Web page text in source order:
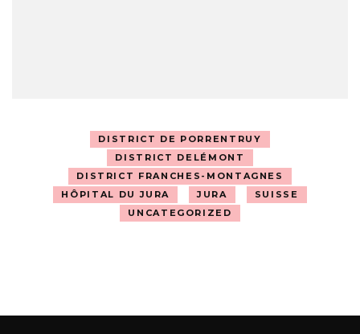
DISTRICT DE PORRENTRUY
DISTRICT DELÉMONT
DISTRICT FRANCHES-MONTAGNES
HÔPITAL DU JURA
JURA
SUISSE
UNCATEGORIZED